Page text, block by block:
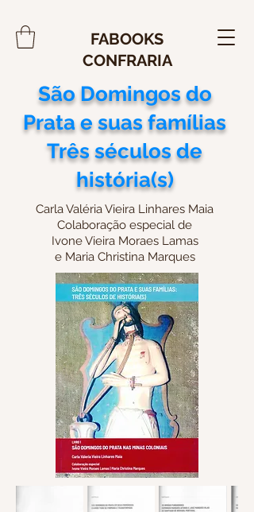
FABOOKS
CONFRARIA
São Domingos do
Prata e suas famílias
Três séculos de
história(s)
Carla Valéria Vieira Linhares Maia
Colaboração especial de
Ivone Vieira Moraes Lamas
e Maria Christina Marques